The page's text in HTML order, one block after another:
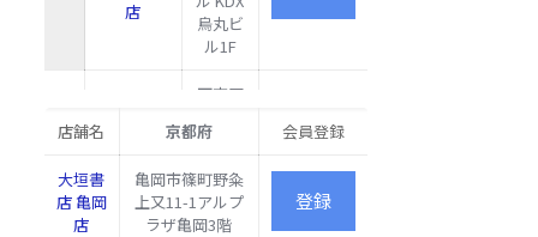
店
烏丸ビ
ル1F
大垣書店
京都ヨド
バシ店
下京区
七条下
ヨドバ
シ5F
店舗名 京都府 会員登録
大垣書
店 亀岡
店
亀岡市篠町野粂
上又11-1アルプ
ラザ亀岡3階